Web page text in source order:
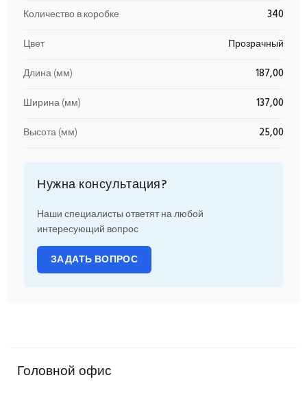
Количество в коробке
340
Цвет
Прозрачный
Длина (мм)
187,00
Ширина (мм)
137,00
Высота (мм)
25,00
Нужна консультация?
Наши специалисты ответят на любой
интересующий вопрос
ЗАДАТЬ ВОПРОС
Головной офис